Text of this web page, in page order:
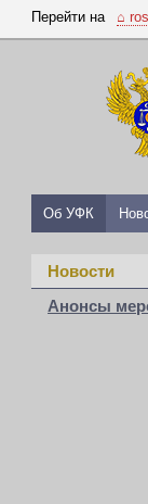
Перейти на ⌂
Об УФК
Новости
Анонсы